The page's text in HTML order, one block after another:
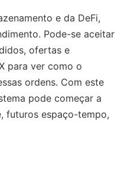
e da DeFi,
Pode-se aceitar
ofertas e
para ver como o
ordens. Com este
pode começar a
futuros espaço-tempo,